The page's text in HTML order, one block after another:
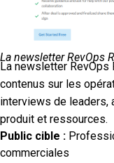
La newsletter RevOps
La newsletter
contenus sur les
interviews de leaders,
produit et ressources.
Public cible :
commerciales